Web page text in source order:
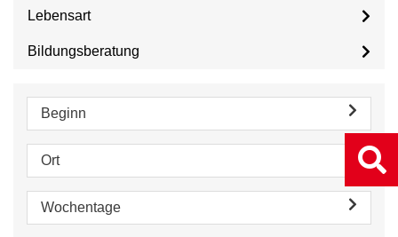
Lebensart
Bildungsberatung
Beginn
Ort
Wochentage